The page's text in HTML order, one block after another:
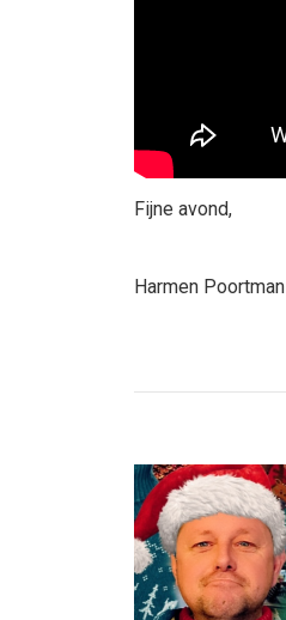
Fijne avond,
Harmen Poortman